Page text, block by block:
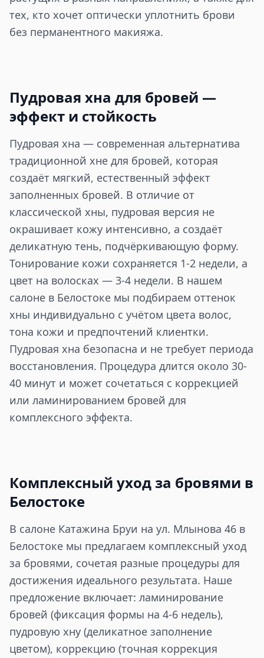
тех, кто хочет оптически уплотнить брови
без перманентного макияжа.
Пудровая хна для бровей —
эффект и стойкость
Пудровая хна — современная альтернатива
традиционной хне для бровей, которая
создаёт мягкий, естественный эффект
заполненных бровей. В отличие от
классической хны, пудровая версия не
окрашивает кожу интенсивно, а создаёт
деликатную тень, подчёркивающую форму.
Тонирование кожи сохраняется 1-2 недели, а
цвет на волосках — 3-4 недели. В нашем
салоне в Белостоке мы подбираем оттенок
хны индивидуально с учётом цвета волос,
тона кожи и предпочтений клиентки.
Пудровая хна безопасна и не требует периода
восстановления. Процедура длится около 30-
40 минут и может сочетаться с коррекцией
или ламинированием бровей для
комплексного эффекта.
Комплексный уход за бровями в
Белостоке
В салоне Катажина Бруи на ул. Млынова 46 в
Белостоке мы предлагаем комплексный уход
за бровями, сочетая разные процедуры для
достижения идеального результата. Наше
предложение включает: ламинирование
бровей (фиксация формы на 4-6 недель),
пудровую хну (деликатное заполнение
цветом), коррекцию (точная коррекция